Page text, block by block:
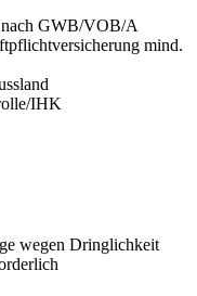
nach GWB/VOB/A
mind.
IHK
wegen Dringlichkeit